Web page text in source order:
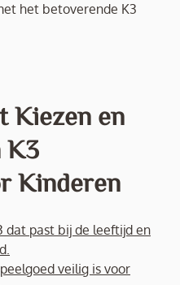
het betoverende K3
Kiezen en
K3
Kinderen
dat past bij de leeftijd en
veilig is voor